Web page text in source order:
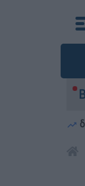
στο